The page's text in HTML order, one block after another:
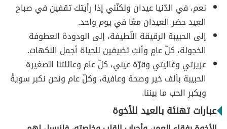
نعم، في الدّنيا عيدان ولكنّني إذا رأيتك تقفين في صباح
العيد حضر العيدان معًا في يوم واحد.
إلى الحبيبة الرقيقة اللّطيفة، إلى الودودة العطوفة
الخجولة، كلّ عامٍ وأنتِ تضيفين للحياة أجمل النكهات.
عزيزتي وغاليتي وقرّة عيني، كلّ عام وعائلتنا الصغيرة
الحبيبة بألف خير وصحة وعافية، وكلّ عام ونحن نكبر سويةً
ويكبر الحب ما بيننا.
عبارات تهنئة بالعيد للأخوة